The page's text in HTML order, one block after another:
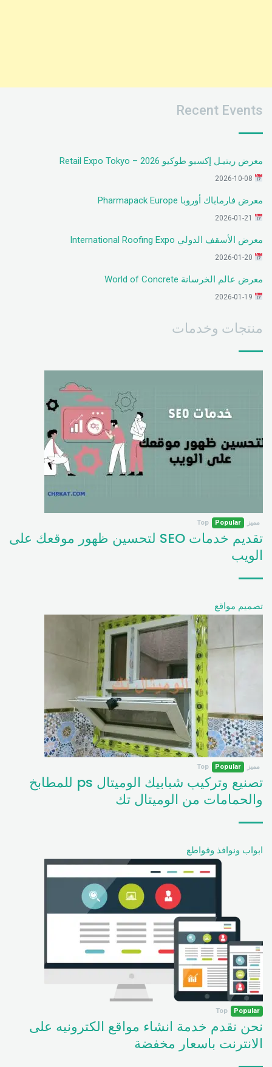
Recent Events
معرض ريتيـل إكسبو طوكيو 2026 – Retail Expo Tokyo
معرض فارماباك أوروبا Pharmapack Europe
معرض الأسقف الدولي International Roofing Expo
معرض عالم الخرسانة World of Concrete
منتجات وخدمات
مميز Popular
Top
تقديم خدمات SEO لتحسين ظهور موقعك على
الويب
تصميم مواقع
مميز Popular
Top
تصنيع وتركيب شبابيك الوميتال ps للمطابخ
والحمامات من الوميتال تك
ابواب ونوافذ وقواطع
Popular
Top
نحن نقدم خدمة انشاء مواقع الكترونيه على
الانترنت باسعار مخفضة